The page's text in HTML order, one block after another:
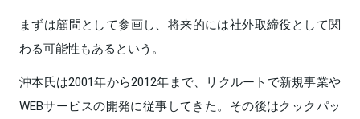
まずは顧問として参画し、将来的には社外取締役として関
わる可能性もあるという。
沖本氏は2001年から2012年まで、リクルートで新規事業や
WEBサービスの開発に従事してきた。その後はクックパッ